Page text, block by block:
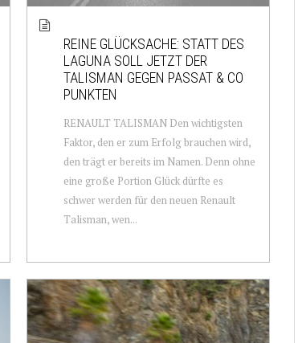
REINE GLÜCKSACHE: STATT DES
LAGUNA SOLL JETZT DER
TALISMAN GEGEN PASSAT & CO
PUNKTEN
RENAULT TALISMAN Den wichtigsten
Faktor, den er zum Erfolg brauchen wird,
den trägt er bereits im Namen. Denn ohne
eine große Portion Glück dürfte es
schwer werden für den neuen Renault
Talisman, wen...